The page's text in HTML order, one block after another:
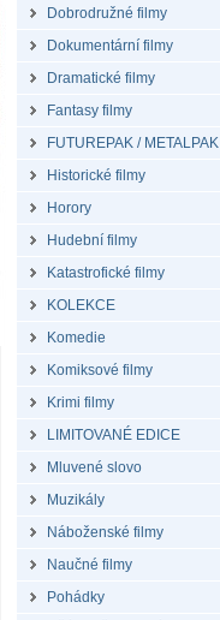
Dobrodružné filmy
Dokumentární filmy
Dramatické filmy
Fantasy filmy
FUTUREPAK / METALPAK
Historické filmy
Horory
Hudební filmy
Katastrofické filmy
KOLEKCE
Komedie
Komiksové filmy
Krimi filmy
LIMITOVANÉ EDICE
Mluvené slovo
Muzikály
Náboženské filmy
Naučné filmy
Pohádky